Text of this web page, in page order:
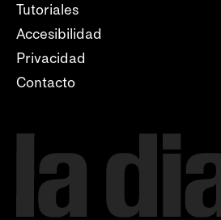
Tutoriales
Accesibilidad
Privacidad
Contacto